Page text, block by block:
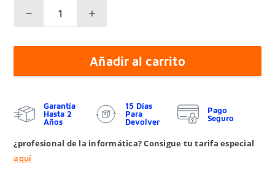
Añadir al carrito
Garantía
Hasta 2
Años
15 Días
Para
Devolver
Pago
Seguro
¿profesional de la informática? Consigue tu tarifa especial
aquí